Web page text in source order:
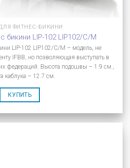
ФИТНЕС-БИКИНИ
бикини LIP-102 LIP102/C/M
LIP-102 LIP102/C/M – модель, не
IFBB, но позволяющая выступать в
федераций. Высота подошвы – 1.9 см.,
каблука – 12.7 см.
КУПИТЬ